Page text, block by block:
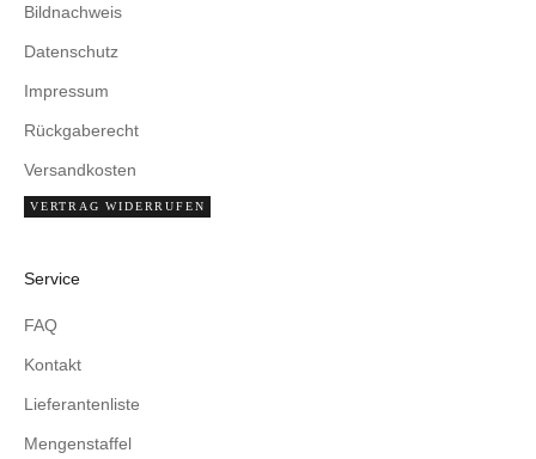
Bildnachweis
Datenschutz
Impressum
Rückgaberecht
Versandkosten
VERTRAG WIDERRUFEN
Service
FAQ
Kontakt
Lieferantenliste
Mengenstaffel